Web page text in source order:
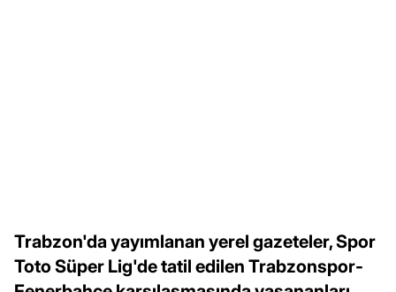
Trabzon'da yayımlanan yerel gazeteler, Spor
Toto Süper Lig'de tatil edilen Trabzonspor-